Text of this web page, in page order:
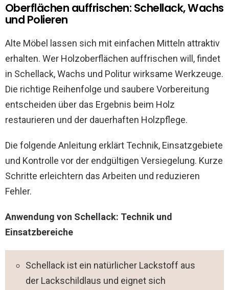
Oberflächen auffrischen: Schellack, Wachs
und Polieren
Alte Möbel lassen sich mit einfachen Mitteln attraktiv
erhalten. Wer Holzoberflächen auffrischen will, findet
in Schellack, Wachs und Politur wirksame Werkzeuge.
Die richtige Reihenfolge und saubere Vorbereitung
entscheiden über das Ergebnis beim Holz
restaurieren und der dauerhaften Holzpflege.
Die folgende Anleitung erklärt Technik, Einsatzgebiete
und Kontrolle vor der endgültigen Versiegelung. Kurze
Schritte erleichtern das Arbeiten und reduzieren
Fehler.
Anwendung von Schellack: Technik und
Einsatzbereiche
Schellack ist ein natürlicher Lackstoff aus
der Lackschildlaus und eignet sich